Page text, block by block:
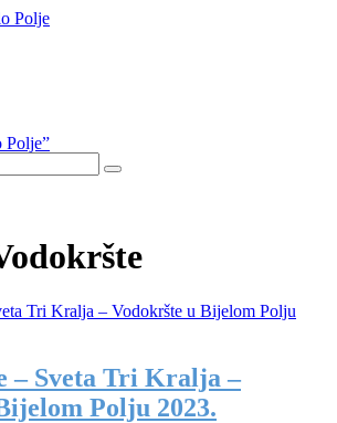
– Sveta Tri Kralja –
Polju 2023.